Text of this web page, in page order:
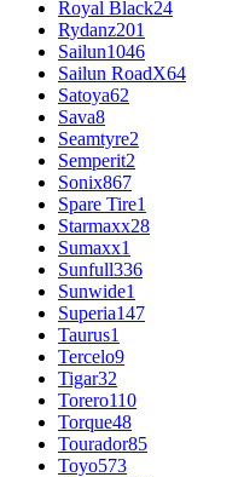
Royal Black24
Rydanz201
Sailun1046
Sailun RoadX64
Satoya62
Sava8
Seamtyre2
Semperit2
Sonix867
Spare Tire1
Starmaxx28
Sumaxx1
Sunfull336
Sunwide1
Superia147
Taurus1
Tercelo9
Tigar32
Torero110
Torque48
Tourador85
Toyo573